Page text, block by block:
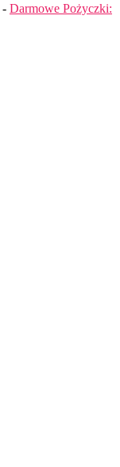
- Darmowe Pożyczki: